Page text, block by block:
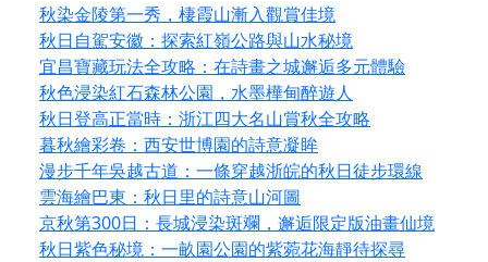
秋染金陵第一秀，棲霞山漸入觀賞佳境
秋日自駕安徽：探索紅嶺公路與山水秘境
宜昌寶藏玩法全攻略：在詩畫之城邂逅多元體驗
秋色浸染紅石森林公園，水墨樺甸醉遊人
秋日登高正當時：浙江四大名山賞秋全攻略
暮秋繪彩卷：西安世博園的詩意凝眸
漫步千年吳越古道：一條穿越浙皖的秋日徒步環線
雲海繪巴東：秋日里的詩意山河圖
京秋第300日：長城浸染斑斕，邂逅限定版油畫仙境
秋日紫色秘境：一畝園公園的紫菀花海靜待探尋